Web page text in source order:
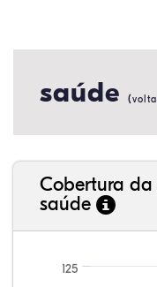
saúde (
Cobertura
saúde
125